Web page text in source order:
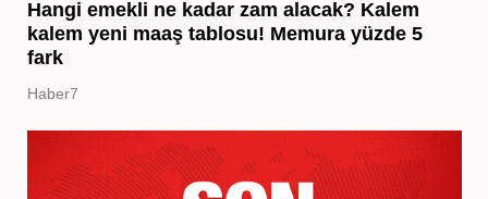
Hangi emekli ne kadar zam alacak? Kalem
kalem yeni maaş tablosu! Memura yüzde 5
fark
Haber7